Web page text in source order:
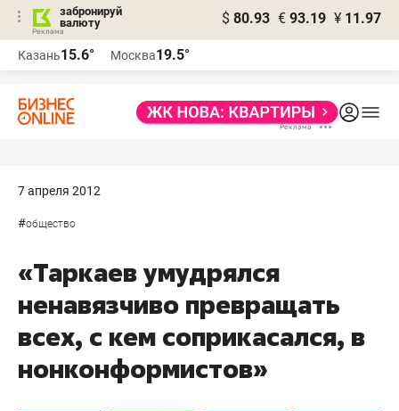
забронируй
валюту
$ 80.93 € 93.19 ¥ 11.97
Казань15.6° Москва19.5°
7 апреля 2012
#общество
«Таркаев умудрялся
ненавязчиво превращать
всех, с кем соприкасался, в
нонконформистов»